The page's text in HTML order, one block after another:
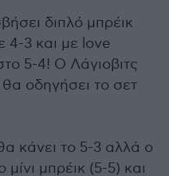
διπλό μπρέικ
4-3 και με love
5-4! Ο Λάγιοβιτς
θα οδηγήσει το σετ
κάνει το 5-3 αλλά ο
μπρέικ (5-5) και